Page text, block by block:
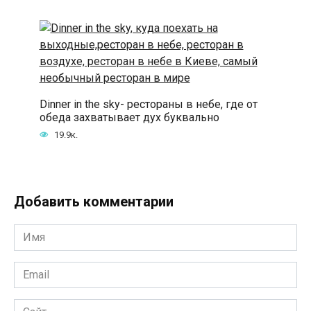
Dinner in the sky- рестораны в небе, где от
обеда захватывает дух буквально
19.9к.
Добавить комментарии
Имя
*
Email
*
Сайт